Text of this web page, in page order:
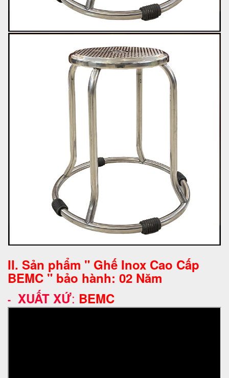
II. Sản phẩm " Ghế Inox Cao Cấp
BEMC " bảo hành: 02 Năm
- XUẤT XỨ: BEMC